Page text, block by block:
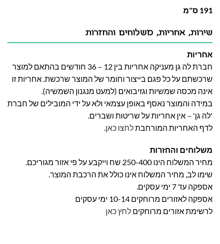
191 ס"מ
שירות, אחריות, משלוחים והחזרות
אחריות
חברת לה גן מעניקה אחריות בין 12 – 36 חודשים בהתאם למוצר
שרכשתם על כל פגם בייצור וחומר של המוצר שרכשת. אחריות זו
אינה מכסה שמשיות וגזיבואים (למעט מנגנון השמשיה).
במידה והמוצר נאסף באופן עצמאי ולא על ידי המובילים של חברת
'לה גן' – אין אחריות על שריטות ושברים.
לדף האחריות המורחבתלחצו כאן.
משלוחים והחזרות
מחיר המשלוח הינו 250-400 שח וייקבע על פי אזור מגוריכם.
שימו לב, מחיר המשלוח אינו כולל את הרכבת המוצר.
אספקה עד 7 ימי עסקים.
אספקה לאזורים מרוחקים 10-14 ימי עסקים
לרשימת אזורים מרוחקים לחץ כאן